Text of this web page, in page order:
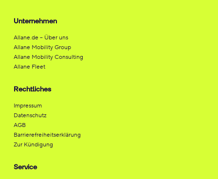
Unternehmen
Allane.de – Über uns
Allane Mobility Group
Allane Mobility Consulting
Allane Fleet
Rechtliches
Impressum
Datenschutz
AGB
Barrierefreiheitserklärung
Zur Kündigung
Service